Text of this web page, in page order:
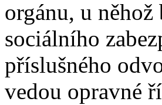
orgánu, u
sociálního
příslušného
vedou opravné